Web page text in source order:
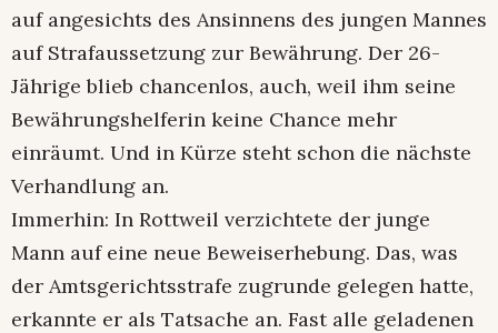
auf angesichts des Ansinnens des jungen Mannes
auf Strafaussetzung zur Bewährung. Der 26-
Jährige blieb chancenlos, auch, weil ihm seine
Bewährungshelferin keine Chance mehr
einräumt. Und in Kürze steht schon die nächste
Verhandlung an.
Immerhin: In Rottweil verzichtete der junge
Mann auf eine neue Beweiserhebung. Das, was
der Amtsgerichtsstrafe zugrunde gelegen hatte,
erkannte er als Tatsache an. Fast alle geladenen